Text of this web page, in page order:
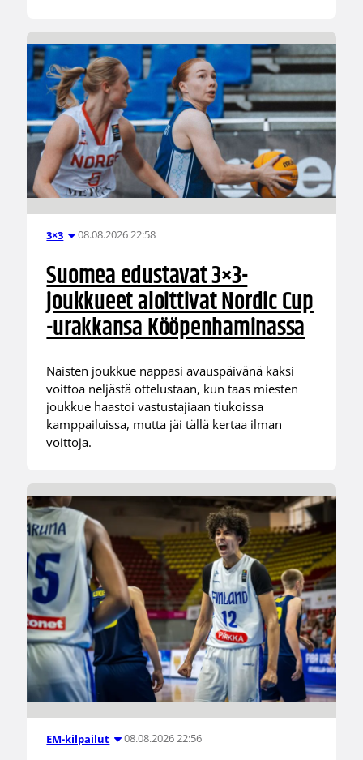
3×3 08.08.2026 22:58
Suomea edustavat 3×3-
joukkueet aloittivat Nordic Cup
-urakkansa Kööpenhaminassa
Naisten joukkue nappasi avauspäivänä kaksi
voittoa neljästä ottelustaan, kun taas miesten
joukkue haastoi vastustajiaan tiukoissa
kamppailuissa, mutta jäi tällä kertaa ilman
voittoja.
EM-kilpailut 08.08.2026 22:56